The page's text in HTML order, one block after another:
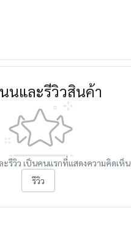
นและรีวิวสินค้า
ะรีวิว เป็นคนแรกที่แสดงความคิดเห็น
รีวิว